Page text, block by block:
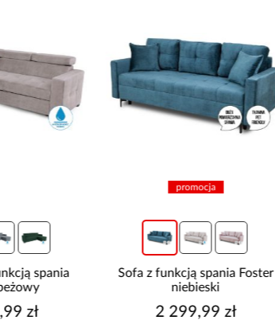
spania
zł
promocja
Sofa z funkcją spania Foster
niebieski
2 299,99 zł